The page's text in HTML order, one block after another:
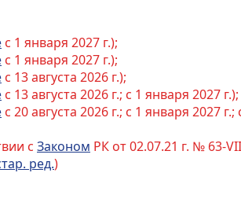
с 1 января 2027 г.);
с 1 января 2027 г.);
с 13 августа 2026 г.);
с 13 августа 2026 г.; с 1 января 2027 г.);
с 20 августа 2026 г.; с 1 января 2027
с Законом РК от 02.07.21 г. № 63-
ред.)